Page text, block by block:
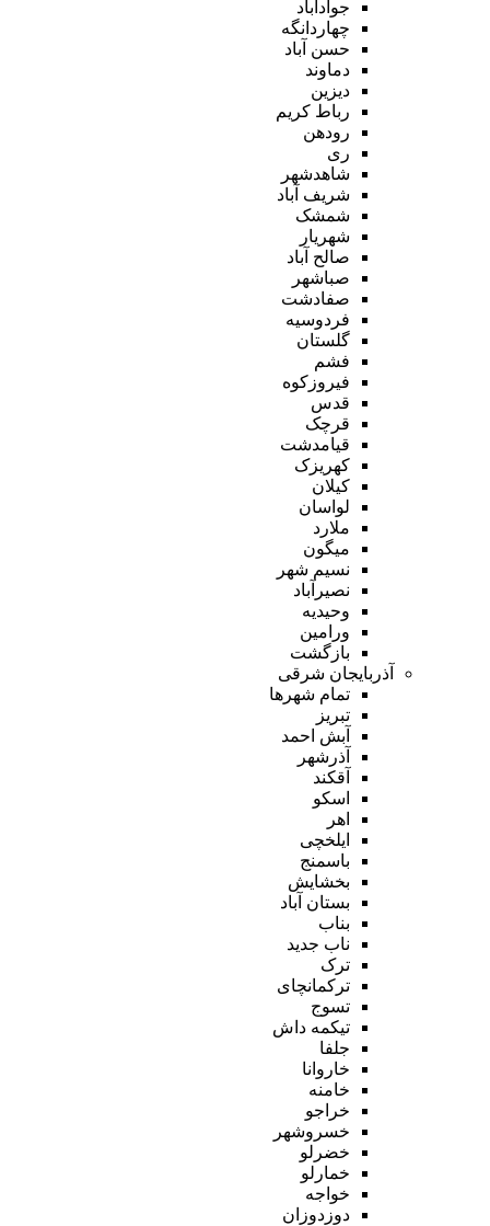
جوادآباد
چهاردانگه
حسن آباد
دماوند
دیزین
رباط کریم
رودهن
ری
شاهدشهر
شریف آباد
شمشک
شهریار
صالح آباد
صباشهر
صفادشت
فردوسیه
گلستان
فشم
فیروزکوه
قدس
قرچک
قیامدشت
کهریزک
کیلان
لواسان
ملارد
میگون
نسیم شهر
نصیرآباد
وحیدیه
ورامین
بازگشت
آذربایجان شرقی
تمام شهر‌ها
تبریز
آبش احمد
آذرشهر
آقکند
اسکو
اهر
ایلخچی
باسمنج
بخشایش
بستان آباد
بناب
ناب جدید
ترک
ترکمانچای
تسوج
تیکمه داش
جلفا
خاروانا
خامنه
خراجو
خسروشهر
خضرلو
خمارلو
خواجه
دوزدوزان